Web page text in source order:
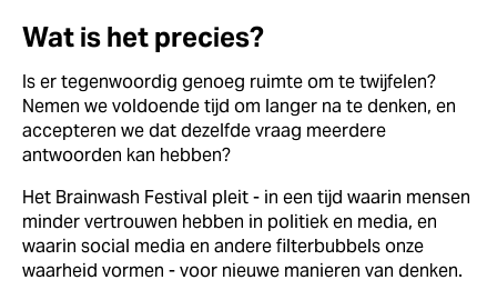
Wat is het precies?
Is er tegenwoordig genoeg ruimte om te twijfelen?
Nemen we voldoende tijd om langer na te denken, en
accepteren we dat dezelfde vraag meerdere
antwoorden kan hebben?
Het Brainwash Festival pleit - in een tijd waarin mensen
minder vertrouwen hebben in politiek en media, en
waarin social media en andere filterbubbels onze
waarheid vormen - voor nieuwe manieren van denken.